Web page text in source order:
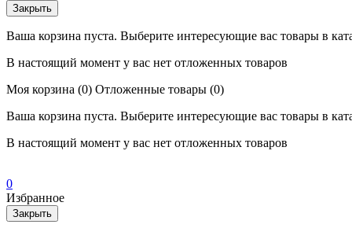
Закрыть
Ваша корзина пуста. Выберите интересующие вас товары в
В настоящий момент у вас нет отложенных товаров
Моя корзина (0) Отложенные товары (0)
Ваша корзина пуста. Выберите интересующие вас товары в
В настоящий момент у вас нет отложенных товаров
0
Избранное
Закрыть